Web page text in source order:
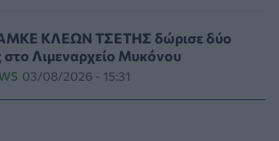
και οι επιπτώσεις της στην
σύγκριση με την κοινωνική
ΑΜΚΕ ΚΛΕΩΝ ΤΣΕΤΗΣ δώρισε δύο
στο Λιμεναρχείο Μυκόνου
03/08/2026 - 15:31